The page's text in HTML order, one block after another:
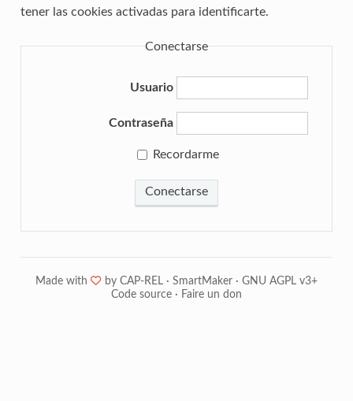
tener las cookies activadas para identificarte.
Conectarse
Usuario
Contraseña
Recordarme
Conectarse
Made with ❤ by CAP-REL · SmartMaker · GNU AGPL v3+
Code source · Faire un don